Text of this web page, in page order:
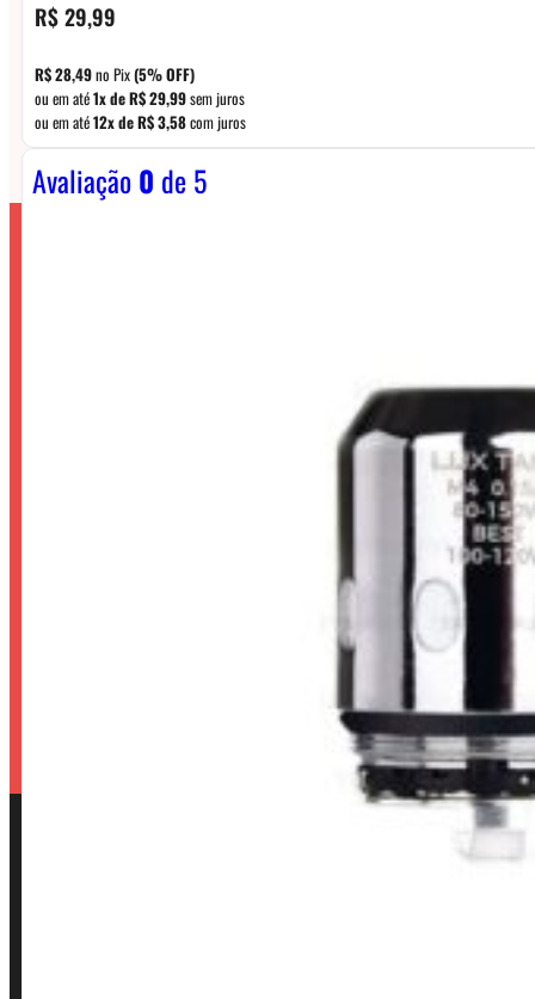
R$29,99
R$28,49no Pix(5% OFF)
ou em até1x deR$29,99sem juros
ou em até12x deR$3,58com juros
Avaliação0 de 5